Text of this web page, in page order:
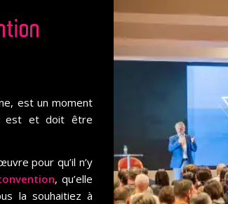
est un moment
est et doit être
pour qu’il n’y
, qu’elle
la souhaitiez à